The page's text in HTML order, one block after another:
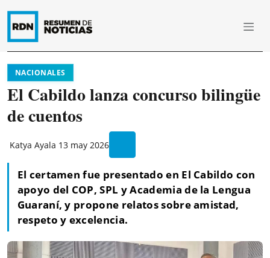
NACIONALES
El Cabildo lanza concurso bilingüe
de cuentos
Katya Ayala 13 may 2026
El certamen fue presentado en El Cabildo con
apoyo del COP, SPL y Academia de la Lengua
Guaraní, y propone relatos sobre amistad,
respeto y excelencia.